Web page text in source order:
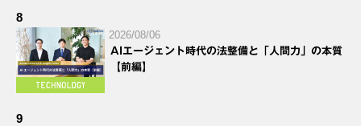
8
2026/08/06
AIエージェント時代の法整備と「人間力」の本質
【前編】
9